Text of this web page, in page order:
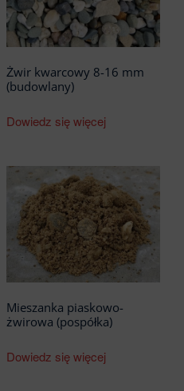
Żwir kwarcowy 8-16 mm
(budowlany)
Dowiedz się więcej
Mieszanka piaskowo-
żwirowa (pospółka)
Dowiedz się więcej